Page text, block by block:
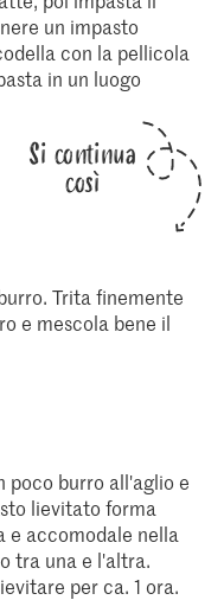
un impasto
con la pellicola
in un luogo
Si continua
così
Trita finemente
e mescola bene il
poco burro all'aglio e
lievitato forma
e accomodale nella
tra una e l'altra.
per ca. 1 ora.